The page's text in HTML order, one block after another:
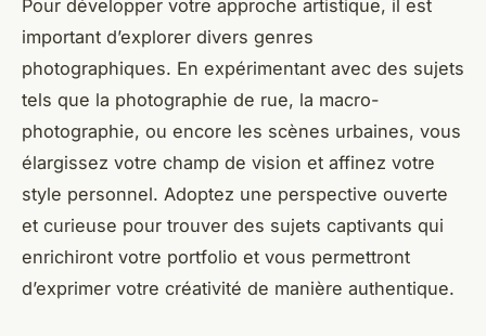
Pour développer votre approche artistique, il est
important d’explorer divers genres
photographiques. En expérimentant avec des sujets
tels que la photographie de rue, la macro-
photographie, ou encore les scènes urbaines, vous
élargissez votre champ de vision et affinez votre
style personnel. Adoptez une perspective ouverte
et curieuse pour trouver des sujets captivants qui
enrichiront votre portfolio et vous permettront
d’exprimer votre créativité de manière authentique.